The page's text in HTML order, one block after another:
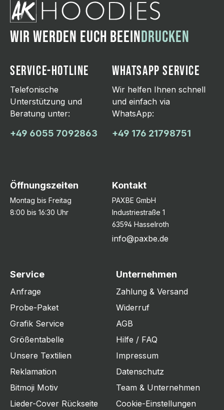
WIR WERDEN EUCH BEEINDRUCKEN
SERVICE-HOTLINE
Telefonische
Unterstützung und
Beratung unter:
+49 6055 7092863
WHATSAPP SERVICE
Wir helfen Ihnen schnell
und einfach via
WhatsApp:
+49 176 21798751
Öffnungszeiten
Montag bis Freitag
8:00 bis 16:30 Uhr
Kontakt
PAXBE GmbH
Industriestraße 1
63594 Hasselroth
info@paxbe.de
Service
Anfrage
Probe-Paket
Grafik Service
Größentabelle
Unsere Textilien
Reklamation
Bitmoji Motiv
Lieder-Cover Rückseite
Unternehmen
Zahlung & Versand
Widerruf
AGB
Hilfe / FAQ
Impressum
Datenschutz
Team & Unternehmen
Cookie-Einstellungen